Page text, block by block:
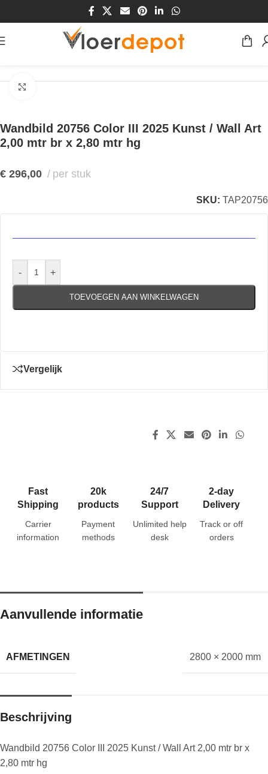
Wandbild 20756 Color III 2025 Kunst / Wall Art
2,00 mtr br x 2,80 mtr hg
€ 296,00 per stuk
SKU: TAP20756
- +
TOEVOEGEN AAN WINKELWAGEN
Vergelijk
Fast
Shipping
Carrier
information
20k
products
Payment
methods
24/7
Support
Unlimited help
desk
2-day
Delivery
Track or off
orders
Aanvullende informatie
AFMETINGEN 2800 × 2000 mm
Beschrijving
Wandbild 20756 Color III 2025 Kunst / Wall Art 2,00 mtr br x
2,80 mtr hg